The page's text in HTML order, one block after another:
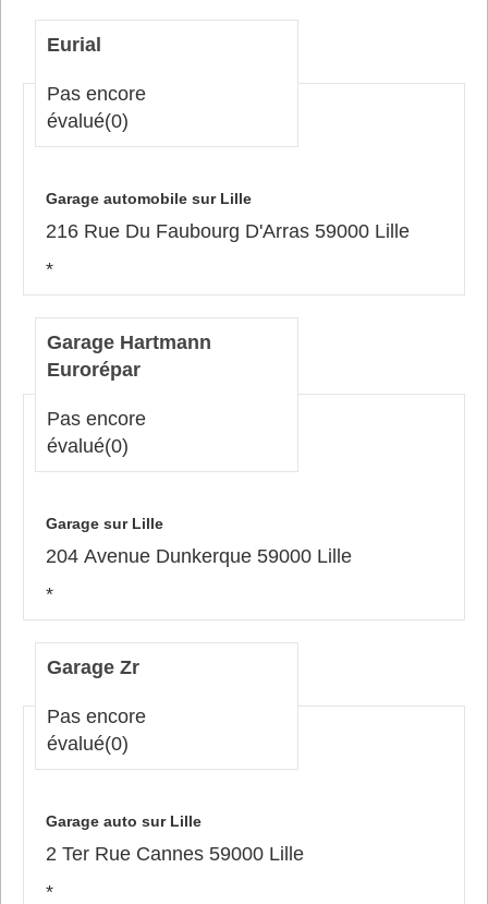
Eurial
Pas encore
évalué(0)
Garage automobile sur Lille
216 Rue Du Faubourg D'Arras 59000 Lille
*
Garage Hartmann
Eurorépar
Pas encore
évalué(0)
Garage sur Lille
204 Avenue Dunkerque 59000 Lille
*
Garage Zr
Pas encore
évalué(0)
Garage auto sur Lille
2 Ter Rue Cannes 59000 Lille
*